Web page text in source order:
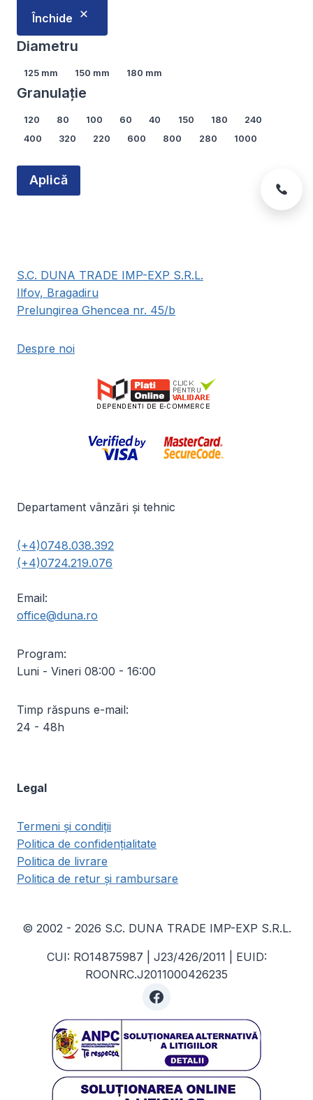
multe
variații.
Opțiunile
alese
fi
Închide
Diametru
Diametru
125 mm 150 mm 180 mm
Granulație
Granulație
120 80 100 60 40 150 180
240
400
320 220 600 800 280 1000
Aplică
S.C. DUNA TRADE IMP-EXP S.R.L.
Ilfov, Bragadiru
Prelungirea Ghencea nr. 45/b
Despre noi
Departament vânzări și tehnic
(+4)0748.038.392
(+4)0724.219.076
Email:
office@duna.ro
Program:
Luni - Vineri 08:00 - 16:00
Timp răspuns e-mail:
24 - 48h
Legal
Termeni și condiții
Politica de confidențialitate
Politica de livrare
Politica de retur și rambursare
© 2002 - 2026 S.C. DUNA TRADE IMP-EXP S.R.L.
CUI: RO14875987 | J23/426/2011 | EUID:
ROONRC.J2011000426235